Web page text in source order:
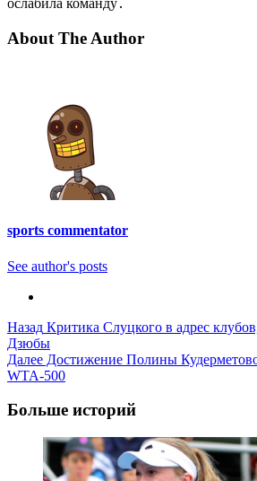
About The Author
sports commentator
See author's posts
Post
Navigation
Назад Критика Слуцкого в адрес
Дзюбы
Далее Достижение Полины
WTA-500
Больше историй